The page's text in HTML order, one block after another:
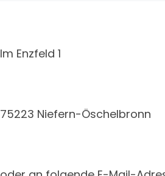
Im Enzfeld 1
75223 Niefern-Öschelbronn